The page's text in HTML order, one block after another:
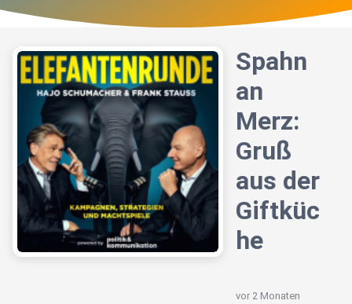
Spahn
an
Merz:
Gruß
aus der
Giftküc
he
vor 2 Monaten